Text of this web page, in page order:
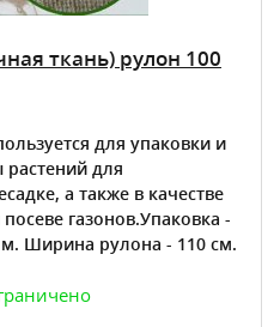
ткань) рулон 100
для упаковки и
для
а также в качестве
газонов.Упаковка -
Ширина рулона - 110 см.